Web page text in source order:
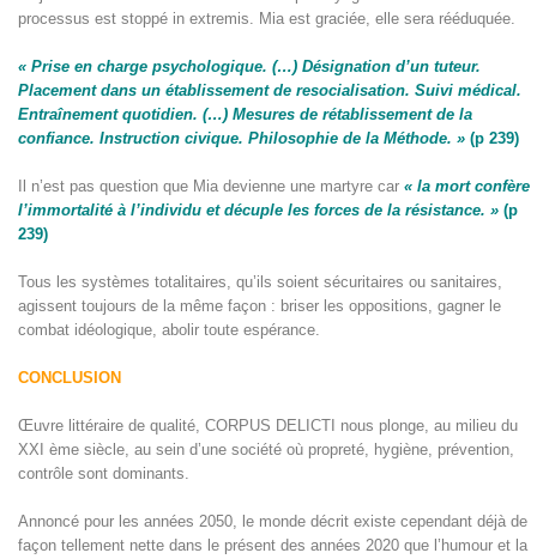
processus est stoppé in extremis. Mia est graciée, elle sera rééduquée.
« Prise en charge psychologique. (…) Désignation d’un tuteur.
Placement dans un établissement de resocialisation. Suivi médical.
Entraînement quotidien. (…) Mesures de rétablissement de la
confiance. Instruction civique. Philosophie de la Méthode. » (p 239)
Il n’est pas question que Mia devienne une martyre car « la mort confère
l’immortalité à l’individu et décuple les forces de la résistance. » (p
239)
Tous les systèmes totalitaires, qu’ils soient sécuritaires ou sanitaires,
agissent toujours de la même façon : briser les oppositions, gagner le
combat idéologique, abolir toute espérance.
CONCLUSION
Œuvre littéraire de qualité, CORPUS DELICTI nous plonge, au milieu du
XXI ème siècle, au sein d’une société où propreté, hygiène, prévention,
contrôle sont dominants.
Annoncé pour les années 2050, le monde décrit existe cependant déjà de
façon tellement nette dans le présent des années 2020 que l’humour et la